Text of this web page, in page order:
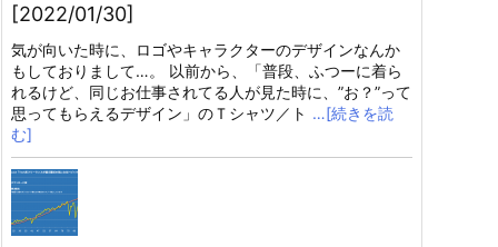
[2022/01/30]
気が向いた時に、ロゴやキャラクターのデザインなんか
もしておりまして…。 以前から、「普段、ふつーに着ら
れるけど、同じお仕事されてる人が見た時に、”お？”って
思ってもらえるデザイン」のＴシャツ／ト …[続きを読
む]